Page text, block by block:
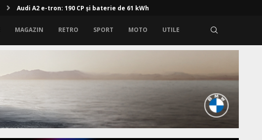
Audi A2 e-tron: 190 CP și baterie de 61 kWh
MAGAZIN RETRO SPORT MOTO UTILE